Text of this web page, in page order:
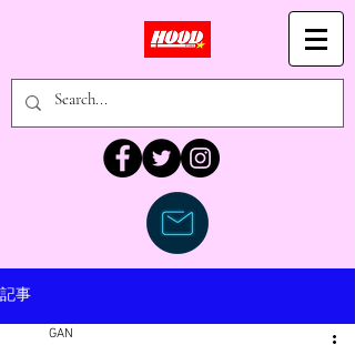
記事
GAN